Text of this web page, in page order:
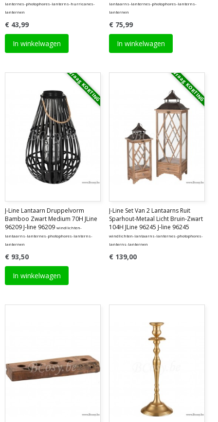
lanternes-photophores-lanterns-hurricanes-
lanternen
€ 43,99
In winkelwagen
lantaarns-lanternes-photophores-lanterns-
lanternen
€ 75,99
In winkelwagen
Vraag KORTING
J-Line Lantaarn Druppelvorm
Bamboo Zwart Medium 70H JLine
96209 J-line 96209 windlichten-
lantaarns-lanternes-photophores-lanterns-
lanternen
€ 93,50
In winkelwagen
Vraag KORTING
J-Line Set Van 2 Lantaarns Ruit
Sparhout-Metaal Licht Bruin-Zwart
104H JLine 96245 J-line 96245
windlichten-lantaarns-lanternes-photophores-
lanterns-lanternen
€ 139,00